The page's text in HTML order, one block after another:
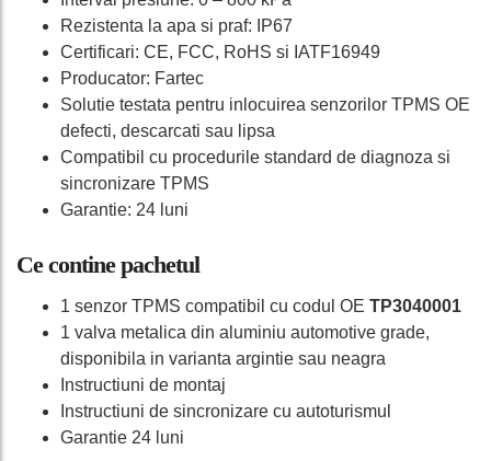
Rezistenta la apa si praf: IP67
Certificari: CE, FCC, RoHS si IATF16949
Producator: Fartec
Solutie testata pentru inlocuirea senzorilor TPMS OE
defecti, descarcati sau lipsa
Compatibil cu procedurile standard de diagnoza si
sincronizare TPMS
Garantie: 24 luni
Ce contine pachetul
1 senzor TPMS compatibil cu codul OE TP3040001
1 valva metalica din aluminiu automotive grade,
disponibila in varianta argintie sau neagra
Instructiuni de montaj
Instructiuni de sincronizare cu autoturismul
Garantie 24 luni